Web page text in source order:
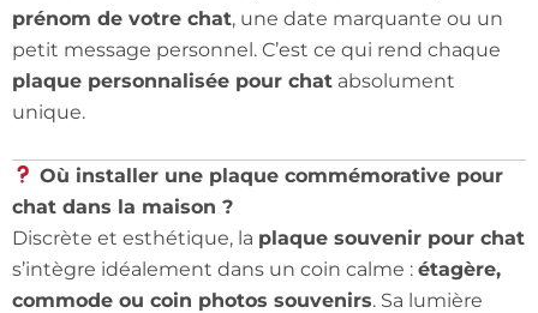
prénom de votre chat, une date marquante ou un
petit message personnel. C’est ce qui rend chaque
plaque personnalisée pour chat absolument
unique.
Où installer une plaque commémorative pour
chat dans la maison ?
Discrète et esthétique, la plaque souvenir pour chat
s’intègre idéalement dans un coin calme : étagère,
commode ou coin photos souvenirs. Sa lumière